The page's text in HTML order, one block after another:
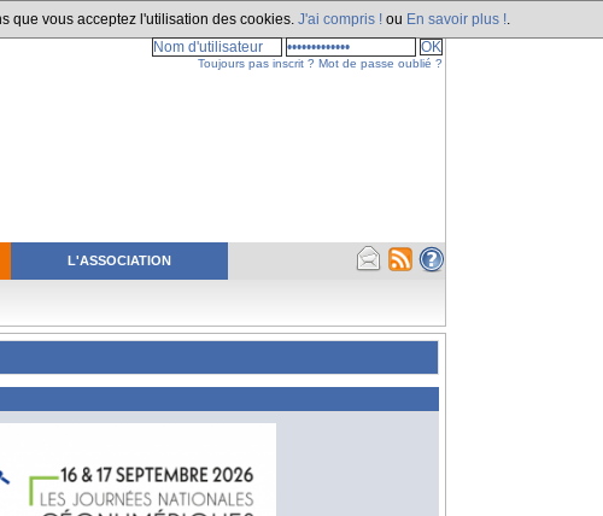
que vous acceptez l'utilisation des cookies. J'ai compris ! ou En savoir plus !
L'ASSOCIATION
Toujours pas inscrit ? Mot de passe oublié ?